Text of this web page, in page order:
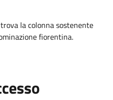
la colonna sostenente
fiorentina.